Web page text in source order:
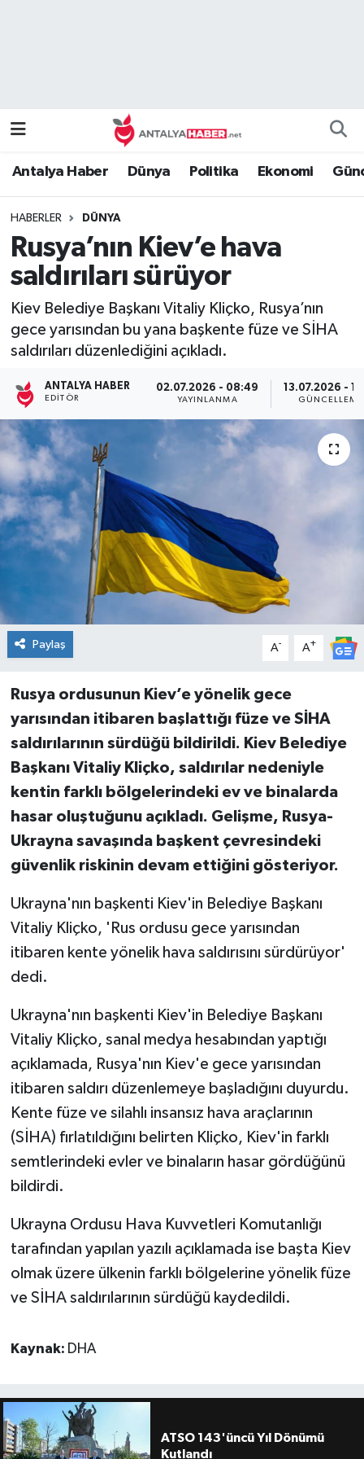
Antalya Haber Dünya Politika Ekonomi
HABERLER DÜNYA
Rusya’nın Kiev’e hava
saldırıları sürüyor
Kiev Belediye Başkanı Vitaliy Kliçko, Rusya’nın
gece yarısından bu yana başkente füze ve SİHA
saldırıları düzenlediğini açıkladı.
ANTALYA HABER
EDITÖR
02.07.2026 - 08:49
YAYINLANMA
13.07.2026 -
GÜNCELLEME
Paylaş A- A+
Rusya ordusunun Kiev’e yönelik gece
yarısından itibaren başlattığı füze ve SİHA
saldırılarının sürdüğü bildirildi. Kiev Belediye
Başkanı Vitaliy Kliçko, saldırılar nedeniyle
kentin farklı bölgelerindeki ev ve binalarda
hasar oluştuğunu açıkladı. Gelişme, Rusya-
Ukrayna savaşında başkent çevresindeki
güvenlik riskinin devam ettiğini gösteriyor.
Ukrayna'nın başkenti Kiev'in Belediye Başkanı
Vitaliy Kliçko, 'Rus ordusu gece yarısından
itibaren kente yönelik hava saldırısını sürdürüyor'
dedi.
Ukrayna'nın başkenti Kiev'in Belediye Başkanı
Vitaliy Kliçko, sanal medya hesabından yaptığı
açıklamada, Rusya'nın Kiev'e gece yarısından
itibaren saldırı düzenlemeye başladığını duyurdu.
Kente füze ve silahlı insansız hava araçlarının
(SİHA) fırlatıldığını belirten Kliçko, Kiev'in farklı
semtlerindeki evler ve binaların hasar gördüğünü
bildirdi.
Ukrayna Ordusu Hava Kuvvetleri Komutanlığı
tarafından yapılan yazılı açıklamada ise başta Kiev
olmak üzere ülkenin farklı bölgelerine yönelik füze
ve SİHA saldırılarının sürdüğü kaydedildi.
Kaynak: DHA
ATSO 143'üncü Yıl Dönümü
Kutlandı
Genel
Güncel
Güvenlik
Kültür Sanat
Magazin
Medya
Politika
Sağlık
Turizm
Namaz Vakitleri
Tüm Manşetler
Son Dakika Haberleri
Haber Arşivi